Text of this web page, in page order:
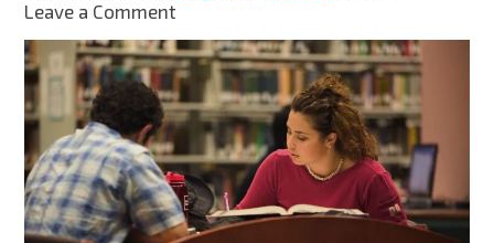
Leave a Commenton
Rita
Cetina
ya
tiene
confirmado
cuándo
iniciarán
los
pagos